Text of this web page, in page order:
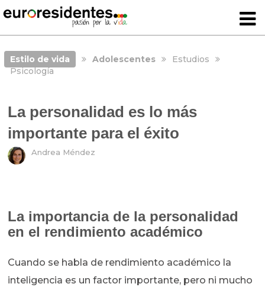
Estilo de vida Adolescentes
Estudios
Psicología
La personalidad es lo más
importante para el éxito
Andrea Méndez
La importancia de la personalidad
en el rendimiento académico
Cuando se habla de rendimiento académico la
inteligencia es un factor importante, pero ni mucho